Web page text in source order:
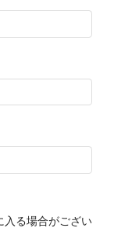
入る場合がござい